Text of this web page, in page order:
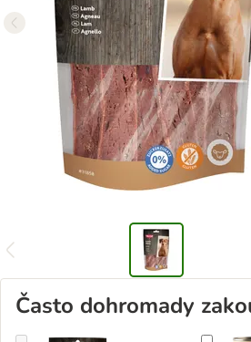
Často dohromady